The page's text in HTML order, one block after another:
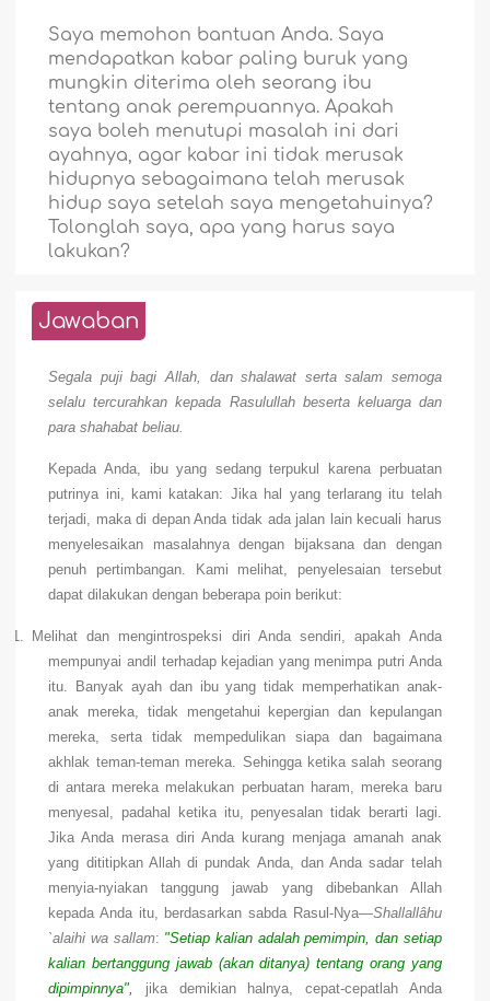
Saya memohon bantuan Anda. Saya
mendapatkan kabar paling buruk yang
mungkin diterima oleh seorang ibu
tentang anak perempuannya. Apakah
saya boleh menutupi masalah ini dari
ayahnya, agar kabar ini tidak merusak
hidupnya sebagaimana telah merusak
hidup saya setelah saya mengetahuinya?
Tolonglah saya, apa yang harus saya
lakukan?
Jawaban
Segala puji bagi Allah, dan shalawat serta salam semoga
selalu tercurahkan kepada Rasulullah beserta keluarga dan
para shahabat beliau.
Kepada Anda, ibu yang sedang terpukul karena perbuatan
putrinya ini, kami katakan: Jika hal yang terlarang itu telah
terjadi, maka di depan Anda tidak ada jalan lain kecuali harus
menyelesaikan masalahnya dengan bijaksana dan dengan
penuh pertimbangan. Kami melihat, penyelesaian tersebut
dapat dilakukan dengan beberapa poin berikut:
1.
Melihat dan mengintrospeksi diri Anda sendiri, apakah Anda
mempunyai andil terhadap kejadian yang menimpa putri Anda
itu. Banyak ayah dan ibu yang tidak memperhatikan anak-
anak mereka, tidak mengetahui kepergian dan kepulangan
mereka, serta tidak mempedulikan siapa dan bagaimana
akhlak teman-teman mereka. Sehingga ketika salah seorang
di antara mereka melakukan perbuatan haram, mereka baru
menyesal, padahal ketika itu, penyesalan tidak berarti lagi.
Jika Anda merasa diri Anda kurang menjaga amanah anak
yang dititipkan Allah di pundak Anda, dan Anda sadar telah
menyia-nyiakan tanggung jawab yang dibebankan Allah
kepada Anda itu, berdasarkan sabda Rasul-Nya—Shallallâhu
`alaihi wa sallam: "Setiap kalian adalah pemimpin, dan setiap
kalian bertanggung jawab (akan ditanya) tentang orang yang
dipimpinnya",
jika demikian halnya, cepat-cepatlah Anda